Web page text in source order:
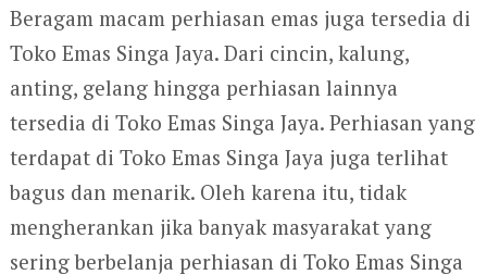
Beragam macam perhiasan emas juga tersedia di
Toko Emas Singa Jaya. Dari cincin, kalung,
anting, gelang hingga perhiasan lainnya
tersedia di Toko Emas Singa Jaya. Perhiasan yang
terdapat di Toko Emas Singa Jaya juga terlihat
bagus dan menarik. Oleh karena itu, tidak
mengherankan jika banyak masyarakat yang
sering berbelanja perhiasan di Toko Emas Singa